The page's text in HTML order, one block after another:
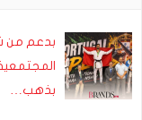
بدعم من
بذهب…